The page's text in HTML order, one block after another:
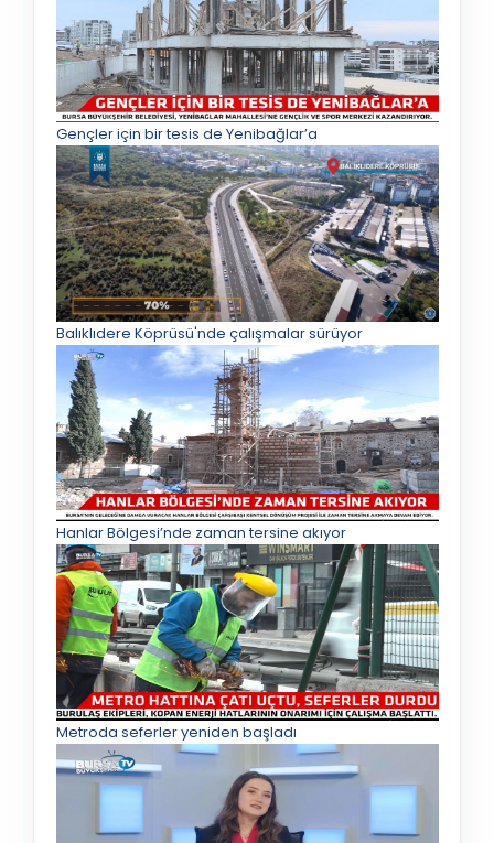
Gençler için bir tesis de Yenibağlar’a
Balıklıdere Köprüsü'nde çalışmalar sürüyor
Hanlar Bölgesi’nde zaman tersine akıyor
Metroda seferler yeniden başladı